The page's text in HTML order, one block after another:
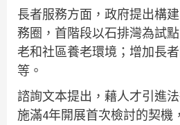
長者服務方面，政府提出構
務圈，首階段以石排灣為試
老和社區養老環境；增加長
等。
諮詢文本提出，藉人才引進
施滿4年開展首次檢討的契機